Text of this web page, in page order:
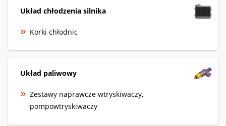
Układ chłodzenia silnika
Korki chłodnic
Układ paliwowy
Zestawy naprawcze wtryskiwaczy,
pompowtryskiwaczy